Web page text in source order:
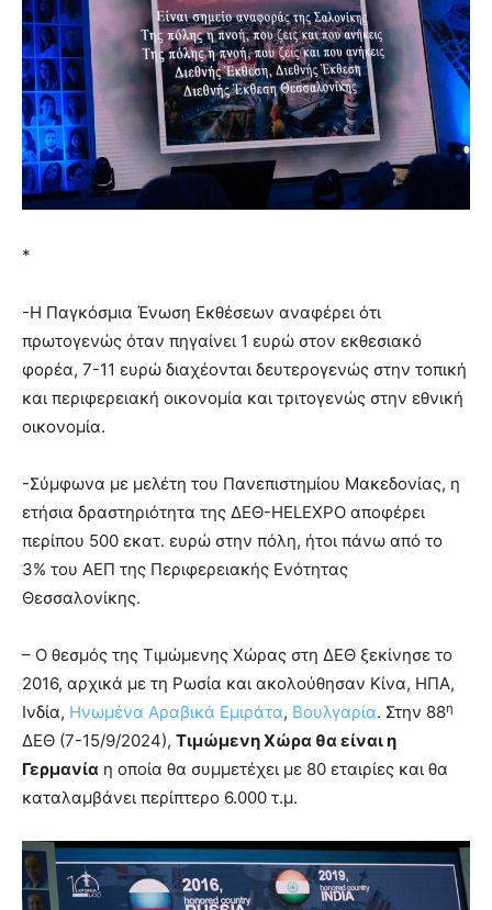
*
-Η Παγκόσμια Ένωση Εκθέσεων αναφέρει ότι
πρωτογενώς όταν πηγαίνει 1 ευρώ στον εκθεσιακό
φορέα, 7-11 ευρώ διαχέονται δευτερογενώς στην τοπική
και περιφερειακή οικονομία και τριτογενώς στην εθνική
οικονομία.
-Σύμφωνα με μελέτη του Πανεπιστημίου Μακεδονίας, η
ετήσια δραστηριότητα της ΔΕΘ-HELEXPO αποφέρει
περίπου 500 εκατ. ευρώ στην πόλη, ήτοι πάνω από το
3% του ΑΕΠ της Περιφερειακής Ενότητας
Θεσσαλονίκης.
– Ο θεσμός της Τιμώμενης Χώρας στη ΔΕΘ ξεκίνησε το
2016, αρχικά με τη Ρωσία και ακολούθησαν Κίνα, ΗΠΑ,
Ινδία, Ηνωμένα Αραβικά Εμιράτα, Βουλγαρία. Στην 88η
ΔΕΘ (7-15/9/2024), Τιμώμενη Χώρα θα είναι η
Γερμανία η οποία θα συμμετέχει με 80 εταιρίες και θα
καταλαμβάνει περίπτερο 6.000 τ.μ.